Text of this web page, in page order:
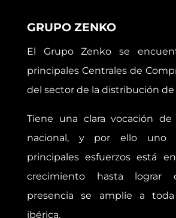
GRUPO ZENKO
El Grupo Zenko se
principales Centrales de
del sector de la distribución
Tiene una clara vocación de
nacional, y por ello uno
principales esfuerzos está
crecimiento hasta lograr
presencia se amplíe a
ibérica.